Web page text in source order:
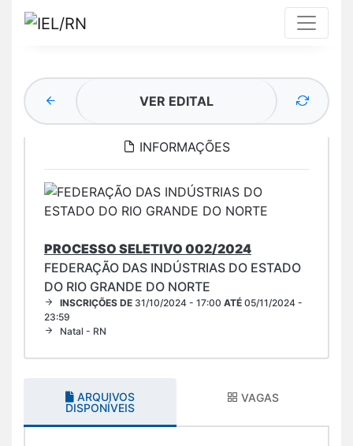
VER EDITAL
INFORMAÇÕES
PROCESSO SELETIVO 002/2024
FEDERAÇÃO DAS INDÚSTRIAS DO ESTADO
DO RIO GRANDE DO NORTE
INSCRIÇÕES DE 31/10/2024 - 17:00 ATÉ 05/11/2024 -
23:59
Natal - RN
ARQUIVOS
DISPONÍVEIS
VAGAS